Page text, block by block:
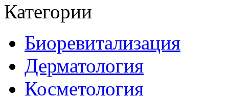
Категории
Биоревитализация
Дерматология
Косметология